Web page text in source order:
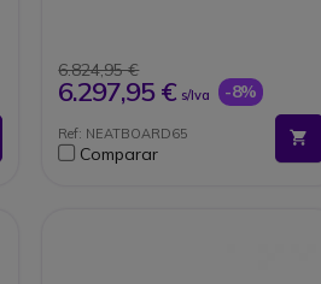
Matriz de 5 micrófonos
integrados
Conexión a través de Wifi y
Incluye soporte de mesa y 2
Neat Markers
6.824,95 €
6.297,95 € s/Iva -8%
Ref: NEATBOARD65
Comparar